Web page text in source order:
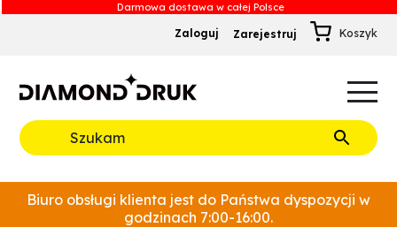
Zaloguj Zarejestruj
Rozwiń
Biuro obsługi klienta jest do Państwa dyspozycji w
godzinach 7:00-16:00.